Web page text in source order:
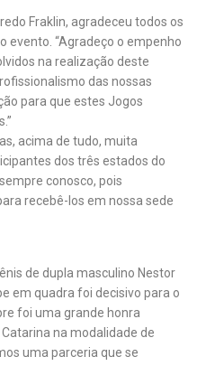
Fraklin, agradeceu todos os
evento. “Agradeço o empenho
na realização deste
das nossas
para que estes Jogos
acima de tudo, muita
dos três estados do
conosco, pois
recebê-los em nossa sede
de dupla masculino Nestor
em quadra foi decisivo para o
foi uma grande honra
na modalidade de
uma parceria que se